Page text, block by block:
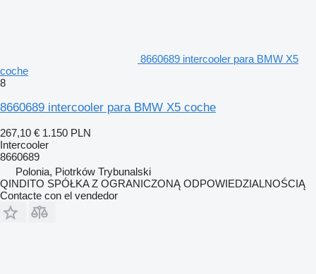
8660689 intercooler para BMW X5
coche
8
8660689 intercooler para BMW X5 coche
267,10 € 1.150 PLN
Intercooler
8660689
Polonia, Piotrków Trybunalski
QINDITO SPÓŁKA Z OGRANICZONĄ ODPOWIEDZIALNOŚCIĄ
Contacte con el vendedor